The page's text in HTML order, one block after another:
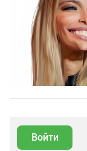
Войти